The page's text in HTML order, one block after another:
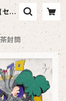
レ
茶封筒